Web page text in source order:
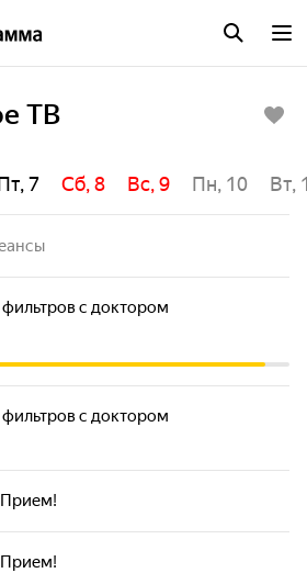
ТВ
7 Сб, 8 Вс, 9 Пн, 10 Вт,
Эдуард Каневский
с доктором
с доктором